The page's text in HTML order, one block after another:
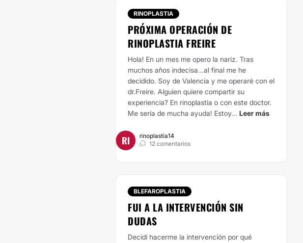
RINOPLASTIA
PRÓXIMA OPERACIÓN DE
RINOPLASTIA FREIRE
Hola! En un mes me opero la nariz. Tras
muchos años indecisa...al final me he
decidido. Soy de Valencia y me operaré con el
dr.Freire. Alguien quiere compartir su
experiencia? En rinoplastia o con este doctor.
Me sería de mucha ayuda! Estoy... Leer más
RI
rinoplastia14
12 comentarios
BLEFAROPLASTIA
FUI A LA INTERVENCIÓN SIN
DUDAS
Decidí hacerme la intervención por qué